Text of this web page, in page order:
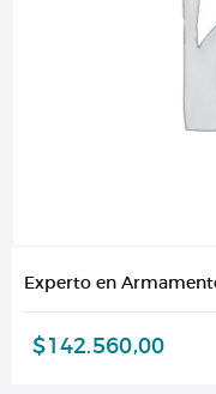
Experto en
$142.560,00